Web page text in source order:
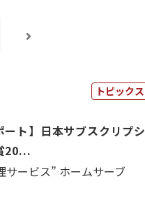
トピックス
ート】日本サブスクリプシ
20...
サービス” ホームサーブ